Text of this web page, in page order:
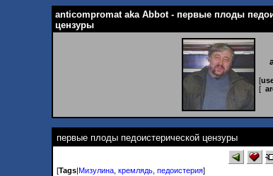
anticompromat aka Abbot - первые плоды
цензуры
[
[
первые плоды педоистерической цензуры
[Tags Мизулина кремлядь педоистерия]